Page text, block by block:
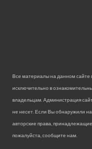
Все материалы на данном сайте
исключительно в
владельцам. Администрация
не несет. Если Вы обнаружили
авторские права,
пожалуйста, сообщите нам.